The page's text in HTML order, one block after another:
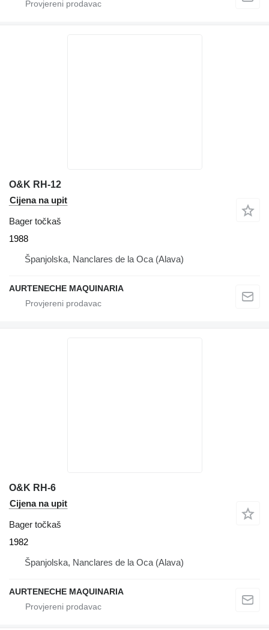
O&K RH-12
Cijena na upit
Bager točkaš
1988
Španjolska, Nanclares de la Oca (Alava)
AURTENECHE MAQUINARIA
O&K RH-6
Cijena na upit
Bager točkaš
1982
Španjolska, Nanclares de la Oca (Alava)
AURTENECHE MAQUINARIA